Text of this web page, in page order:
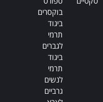
בוקסרים
ביגוד
תרמי
לגברים
ביגוד
תרמי
לנשים
גרביים